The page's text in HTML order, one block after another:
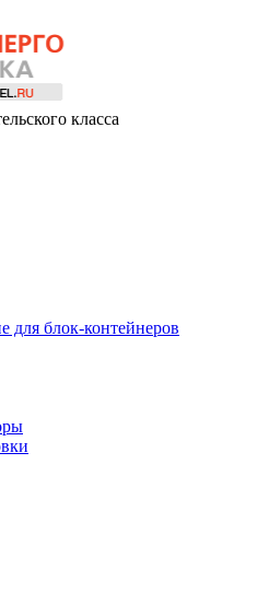
класса
для блок-контейнеров